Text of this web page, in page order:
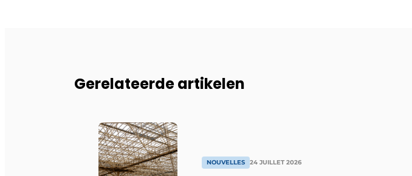
Gerelateerde artikelen
NOUVELLES 24 JUILLET 2026